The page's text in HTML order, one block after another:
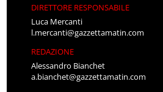
DIRETTORE RESPONSABILE
Luca Mercanti
l.mercanti@gazzettamatin.com
REDAZIONE
Alessandro Bianchet
a.bianchet@gazzettamatin.com